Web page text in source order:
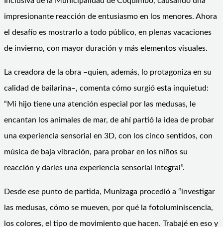
impresionante reacción de entusiasmo en los menores. Ahora
el desafío es mostrarlo a todo público, en plenas vacaciones
de invierno, con mayor duración y más elementos visuales.
La creadora de la obra –quien, además, lo protagoniza en su
calidad de bailarina–, comenta cómo surgió esta inquietud:
“Mi hijo tiene una atención especial por las medusas, le
encantan los animales de mar, de ahí partió la idea de probar
una experiencia sensorial en 3D, con los cinco sentidos, con
música de baja vibración, para probar en los niños su
reacción y darles una experiencia sensorial integral”.
Desde ese punto de partida, Munizaga procedió a “investigar
las medusas, cómo se mueven, por qué la fotoluminiscencia,
los colores, el tipo de movimiento que hacen. Trabajé en eso y